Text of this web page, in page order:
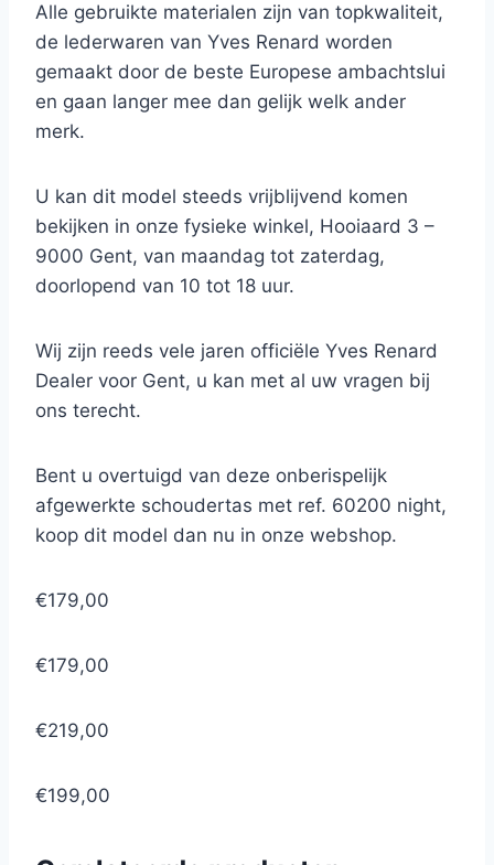
Alle gebruikte materialen zijn van topkwaliteit,
de lederwaren van Yves Renard worden
gemaakt door de beste Europese ambachtslui
en gaan langer mee dan gelijk welk ander
merk.
U kan dit model steeds vrijblijvend komen
bekijken in onze fysieke winkel, Hooiaard 3 –
9000 Gent, van maandag tot zaterdag,
doorlopend van 10 tot 18 uur.
Wij zijn reeds vele jaren officiële Yves Renard
Dealer voor Gent, u kan met al uw vragen bij
ons terecht.
Bent u overtuigd van deze onberispelijk
afgewerkte schoudertas met ref. 60200 night,
koop dit model dan nu in onze webshop.
€179,00
€179,00
€219,00
€199,00